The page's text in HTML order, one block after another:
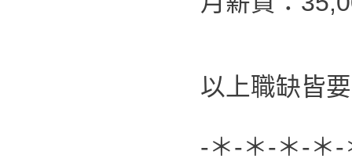
以上職缺皆
-＊-＊-＊-＊